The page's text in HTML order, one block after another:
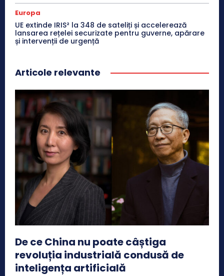
Europa
UE extinde IRIS² la 348 de sateliți și accelerează
lansarea rețelei securizate pentru guverne, apărare
și intervenții de urgență
Articole relevante
De ce China nu poate câștiga
revoluția industrială condusă de
inteligența artificială